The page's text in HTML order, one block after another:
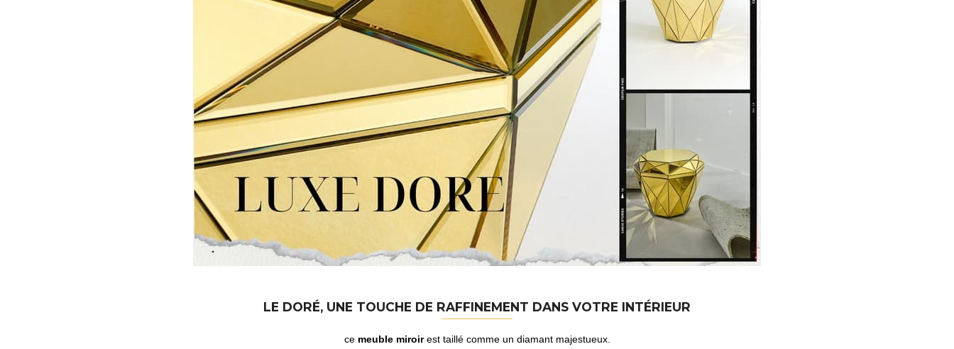
LE DORÉ, UNE TOUCHE DE RAFFINEMENT DANS VOTRE INTÉRIEUR
ce meuble miroirest taillé comme un diamant majestueux.